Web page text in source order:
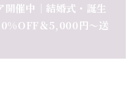
開催中｜結婚式・誕生
＆5,000円～送